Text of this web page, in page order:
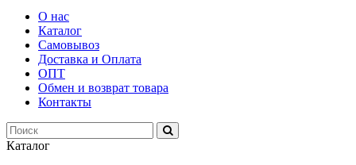
О нас
Каталог
Самовывоз
Доставка и Оплата
ОПТ
Обмен и возврат товара
Контакты
Каталог